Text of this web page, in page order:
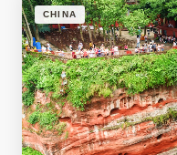
CHINA